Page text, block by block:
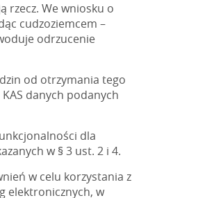
rzecz. We wniosku o
cudzoziemcem –
odrzucenie
od otrzymania tego
danych podanych
dla
w § 3 ust. 2 i 4.
w celu korzystania z
elektronicznych, w